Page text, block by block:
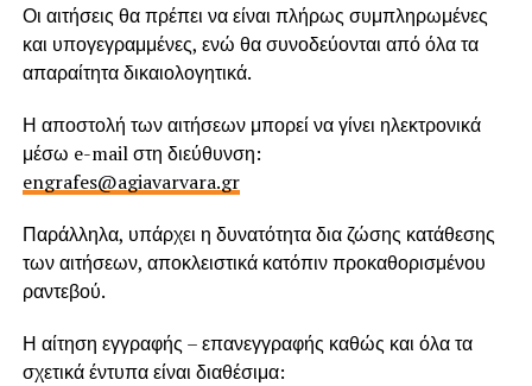
Οι αιτήσεις θα πρέπει να είναι πλήρως συμπληρωμένες
και υπογεγραμμένες, ενώ θα συνοδεύονται από όλα τα
απαραίτητα δικαιολογητικά.
Η αποστολή των αιτήσεων μπορεί να γίνει ηλεκτρονικά
μέσω e-mail στη διεύθυνση:
engrafes@agiavarvara.gr
Παράλληλα, υπάρχει η δυνατότητα δια ζώσης κατάθεσης
των αιτήσεων, αποκλειστικά κατόπιν προκαθορισμένου
ραντεβού.
Η αίτηση εγγραφής – επανεγγραφής καθώς και όλα τα
σχετικά έντυπα είναι διαθέσιμα: